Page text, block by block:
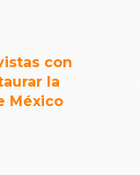
con
la
México